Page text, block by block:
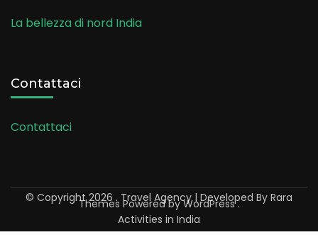
La bellezza di nord India
Contattaci
Contattaci
© Copyright 2026 . Travel Agency | Developed By Rara
Themes Powered byWordPress.
Activities in India